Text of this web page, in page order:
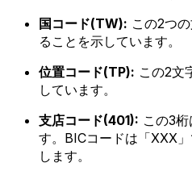
国コード(TW): この2つ
ることを示しています。
位置コード(TP): この2文
しています。
支店コード(401): この3
す。BICコードは「XXX
します。